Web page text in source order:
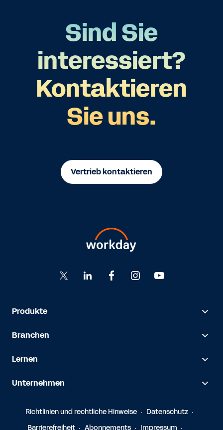
Sind Sie
interessiert?
Kontaktieren
Sie uns.
Vertrieb kontaktieren
Produkte
Branchen
Lernen
Unternehmen
Richtlinien und rechtliche Hinweise
Datenschutz
Barrierefreiheit
Abonnements Impressum